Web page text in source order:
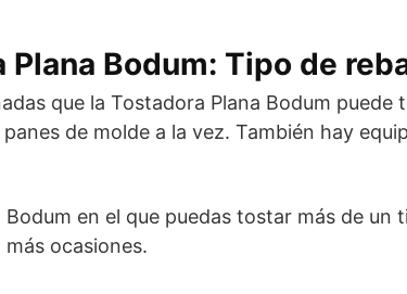
Bodum: Tipo de
que la Tostadora Plana Bodum
de molde a la vez. También hay
en el que puedas tostar más de
ocasiones.